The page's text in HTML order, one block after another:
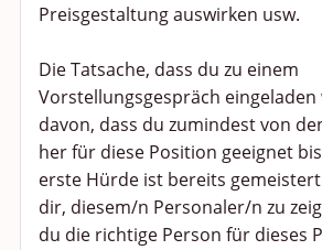
Preisgestaltung auswirken usw.
Die Tatsache, dass du zu einem
Vorstellungsgespräch
davon, dass du zumindest von
her für diese Position geeignet
erste Hürde ist bereits
dir, diesem/n Personaler/n zu
du die richtige Person für dieses